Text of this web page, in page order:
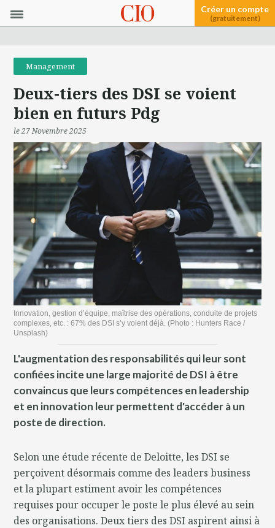
Créer un compte
(gratuitement)
Management
Deux-tiers des DSI se voient
bien en futurs Pdg
le 27 Novembre 2025
Innovation, gestion d’équipe, maîtrise des opérations, conduite de projets
complexes, etc. : 67% des DSI s’y voient déjà. (Photo : Hunters Race /
Unsplash)
L'augmentation des responsabilités qui leur sont
confiées incite une large majorité de DSI à être
convaincus que leurs compétences en leadership
et en innovation leur permettent d'accéder à un
poste de direction.
Selon une étude récente de Deloitte, les DSI se
perçoivent désormais comme des leaders business
et la plupart estiment avoir les compétences
requises pour occuper le poste le plus élevé au sein
des organisations. Deux tiers des DSI aspirent ainsi à